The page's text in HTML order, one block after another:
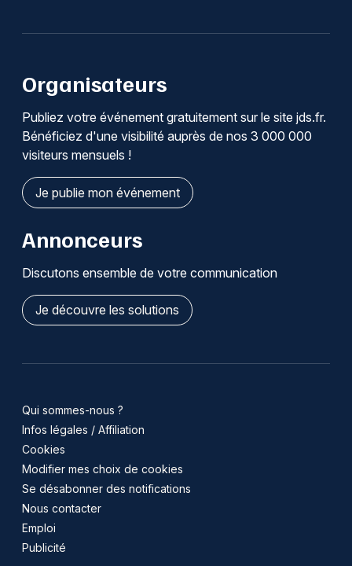
Organisateurs
Publiez votre événement gratuitement sur le site jds.fr.
Bénéficiez d'une visibilité auprès de nos 3 000 000
visiteurs mensuels !
Je publie mon événement
Annonceurs
Discutons ensemble de votre communication
Je découvre les solutions
Qui sommes-nous ?
Infos légales / Affiliation
Cookies
Modifier mes choix de cookies
Se désabonner des notifications
Nous contacter
Emploi
Publicité